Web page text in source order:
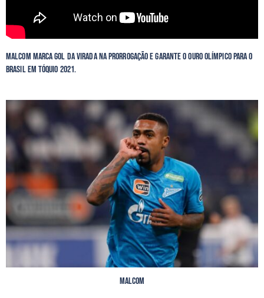
Malcom marca gol da virada na prorrogação e garante o ouro olímpico para o
Brasil em Tóquio 2021.
Malcom